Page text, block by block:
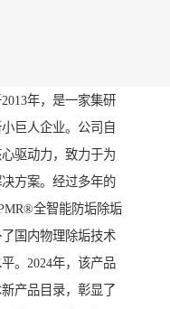
年，是一家集研
巨人企业。公司自
驱动力，致力于为
方案。经过多年的
全智能防垢除垢
国内物理除垢技术
。2024年，该产品
产品目录，彰显了